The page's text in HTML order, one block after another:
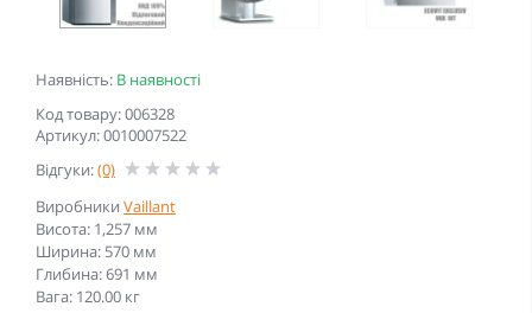
Наявність: В наявності
Код товару: 006328
Артикул: 0010007522
Відгуки:(0)
Виробники Vaillant
Висота: 1,257 мм
Ширина: 570 мм
Глибина: 691 мм
Вага: 120.00 кг